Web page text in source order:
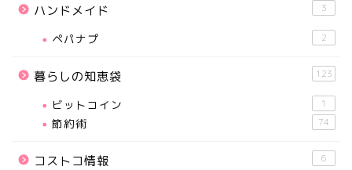
ハンドメイド 3
ペパナプ 2
暮らしの知恵袋 123
ビットコイン 1
節約術 74
コストコ情報 6